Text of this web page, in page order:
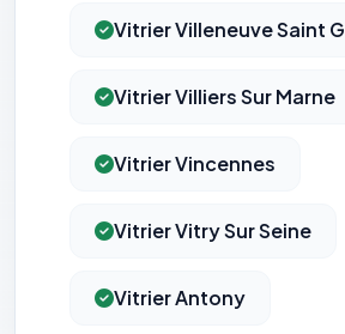
Vitrier Villeneuve Saint
Vitrier Villiers Sur Marne
Vitrier Vincennes
Vitrier Vitry Sur Seine
Vitrier Antony